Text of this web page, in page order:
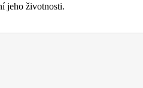
jeho životnosti.